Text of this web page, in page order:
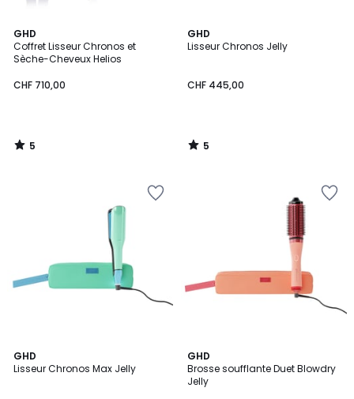
GHD
Coffret Lisseur Chronos et
Sèche-Cheveux Helios
CHF 710,00
5
/
5
5
/
GHD
Lisseur Chronos Jelly
CHF 445,00
5
/
5
/
GHD
Lisseur Chronos Max Jelly
4,8
/ 5
GHD
Brosse soufflante Duet Blowdry
Jelly
4,6
/ 5